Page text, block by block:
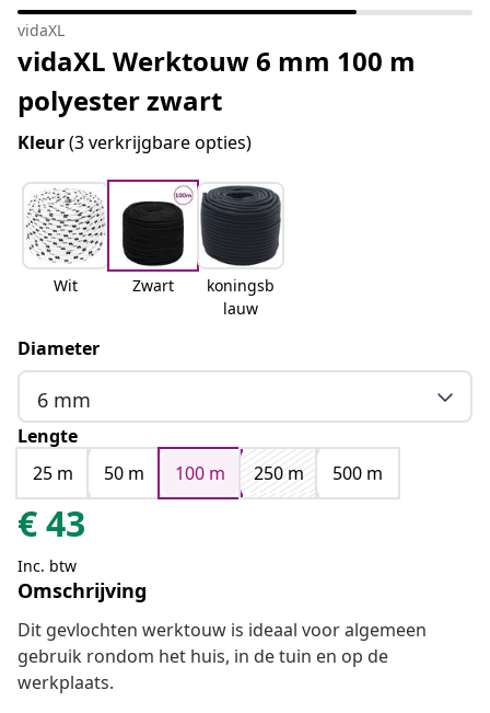
vidaXL
vidaXL Werktouw 6 mm 100 m
polyester zwart
Kleur(3 verkrijgbare opties)
Wit Zwart
koningsb
lauw
Diameter
6 mm
Lengte
25 m
50 m 100 m 250 m 500 m
€43
Inc. btw
Omschrijving
Dit gevlochten werktouw is ideaal voor algemeen
gebruik rondom het huis, in de tuin en op de
werkplaats.